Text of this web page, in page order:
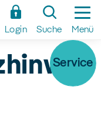
Login Suche Menü
Service